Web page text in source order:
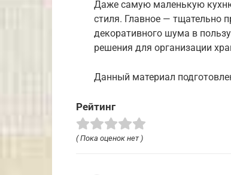
Даже самую маленькую
стиля. Главное — тщательно
декоративного шума в
решения для организации
Данный материал
Рейтинг
( Пока оценок нет )